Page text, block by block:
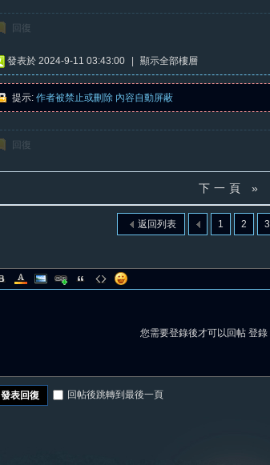
回復
發表於 2024-9-11 03:43:00 顯示全部樓層
提示: 作者被禁止或刪除 內容自動屏蔽
回復
下一頁 »
1 2 3
返回列表
您需要登錄後才可以回帖 登錄
發表回復 回帖後跳轉到最後一頁